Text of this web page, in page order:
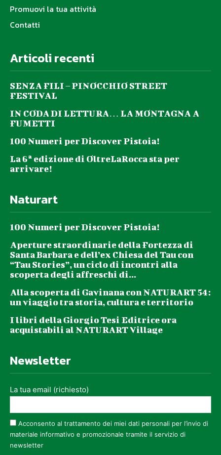
Promuovi la tua attività
Contatti
Articoli recenti
SENZA FILI – PINOCCHIO STREET
FESTIVAL
IN CODA DI LETTURA… LA MONTAGNA A
FUMETTI
100 Numeri per Discover Pistoia!
La 6ª edizione di OltreLaRocca sta per
arrivare!
Naturart
100 Numeri per Discover Pistoia!
Aperture straordinarie della Fortezza di
Santa Barbara e dell’ex Chiesa del Tau con
“Tau Stories”, un ciclo di incontri alla
scoperta degli affreschi di...
Alla scoperta di Gavinana con NATURART 54:
un viaggio tra storia, cultura e territorio
I libri della Giorgio Tesi Editrice ora
acquistabili al NATURART Village
Newsletter
La tua email (richiesto)
Acconsento al trattamento dei miei dati personali per l’invio di
materiale informativo e promozionale tramite il servizio di
newsletter